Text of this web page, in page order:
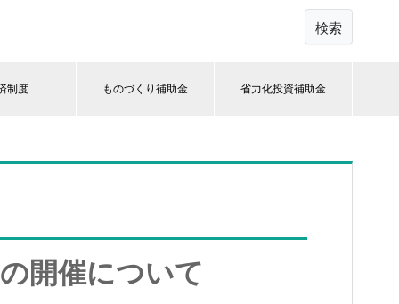
検索
制度 ものづくり補助金 省力化投資補助金
開催について